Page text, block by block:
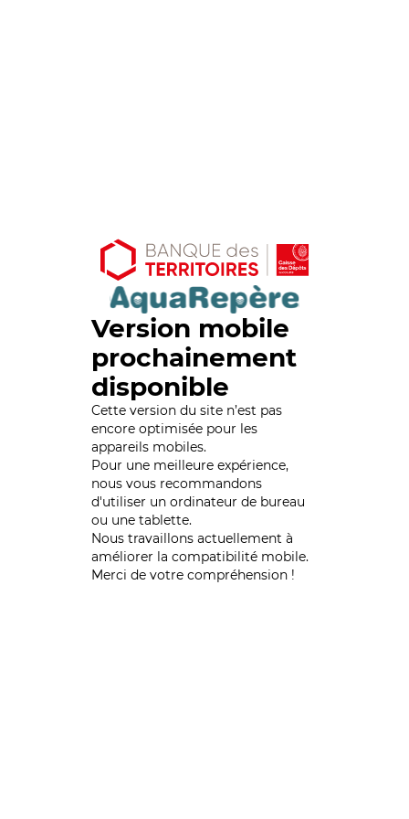
Version mobile
prochainement
disponible
Cette version du site n’est pas
encore optimisée pour les
appareils mobiles.
Pour une meilleure expérience,
nous vous recommandons
d'utiliser un ordinateur de bureau
ou une tablette.
Nous travaillons actuellement à
améliorer la compatibilité mobile.
Merci de votre compréhension !